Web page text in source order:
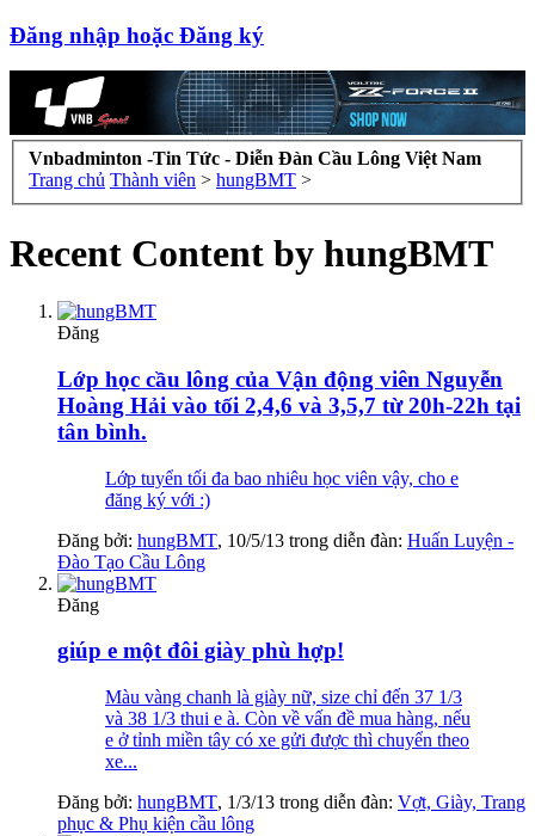
Đăng nhập hoặc Đăng ký
Vnbadminton -Tin Tức - Diễn Đàn Cầu Lông Việt Nam
Trang chủ Thành viên > hungBMT >
Recent Content by hungBMT
Đăng
Lớp học cầu lông của Vận động viên Nguyễn
Hoàng Hải vào tối 2,4,6 và 3,5,7 từ 20h-22h tại
tân bình.
Lớp tuyển tối đa bao nhiêu học viên vậy, cho e
đăng ký với :)
Đăng bởi: hungBMT, 10/5/13 trong diễn đàn: Huấn Luyện -
Đào Tạo Cầu Lông
Đăng
giúp e một đôi giày phù hợp!
Màu vàng chanh là giày nữ, size chỉ đến 37 1/3
và 38 1/3 thui e à. Còn về vấn đề mua hàng, nếu
e ở tỉnh miền tây có xe gửi được thì chuyển theo
xe...
Đăng bởi: hungBMT, 1/3/13 trong diễn đàn: Vợt, Giày, Trang
phục & Phụ kiện cầu lông